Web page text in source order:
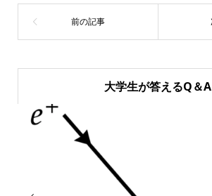
大学生が答えるQ＆A